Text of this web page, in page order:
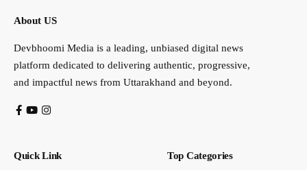
About US
Devbhoomi Media is a leading, unbiased digital news
platform dedicated to delivering authentic, progressive,
and impactful news from Uttarakhand and beyond.
Quick Link Top Categories